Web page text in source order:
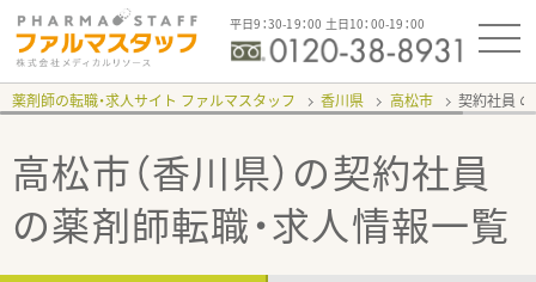
平日9：30-19：00 土日10：00-19：00
薬剤師の転職・求人サイト ファルマスタッフ 香川県 高松市 契約社員
高松市（香川県）の契約社員
の薬剤師転職・求人情報一覧